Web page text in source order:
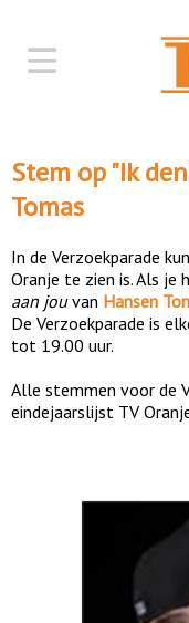
Stem op "Ik
Tomas
In de Verzoekparade
Oranje te zien is. Als je
aan jouvan Hansen
De Verzoekparade is
tot 19.00 uur.
Alle stemmen voor de
eindejaarslijst TV